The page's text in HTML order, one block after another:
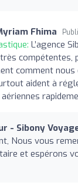
Fhima
L’agence
compétentes,
comment
aident à
- Sibony
Nous vous
et espérons